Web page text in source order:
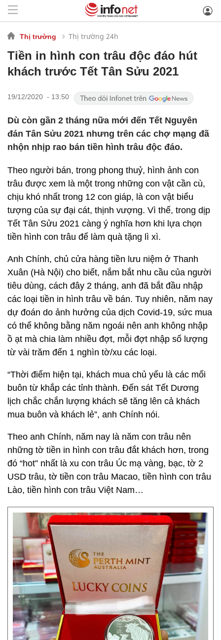
Thị trường Thị trường 24h
Tiền in hình con trâu độc đáo hút
khách trước Tết Tân Sửu 2021
19/12/2020 - 13:50
Dù còn gần 2 tháng nữa mới đến Tết Nguyên
đán Tân Sửu 2021 nhưng trên các chợ mạng đã
nhộn nhịp rao bán tiền hình trâu độc đáo.
Theo người bán, trong phong thuỷ, hình ảnh con
trâu được xem là một trong những con vật cần cù,
chịu khó nhất trong 12 con giáp, là con vật biểu
tượng của sự đại cát, thịnh vượng. Vì thế, trong dịp
Tết Tân Sửu 2021 càng ý nghĩa hơn khi lựa chọn
tiền hình con trâu để làm quà tặng lì xì.
Anh Chính, chủ cửa hàng tiền lưu niệm ở Thanh
Xuân (Hà Nội) cho biết, nắm bắt nhu cầu của người
tiêu dùng, cách đây 2 tháng, anh đã bắt đầu nhập
các loại tiền in hình trâu về bán. Tuy nhiên, năm nay
dự đoán do ảnh hưởng của dịch Covid-19, sức mua
có thể không bằng năm ngoái nên anh không nhập
ồ ạt mà chia làm nhiều đợt, mỗi đợt nhập số lượng
từ vài trăm đến 1 nghìn tờ/xu các loại.
“Thời điểm hiện tại, khách mua chủ yếu là các mối
buôn từ khắp các tỉnh thành. Đến sát Tết Dương
lịch chắc chắn lượng khách sẽ tăng lên cả khách
mua buôn và khách lẻ”, anh Chính nói.
Theo anh Chính, năm nay là năm con trâu nên
những tờ tiền in hình con trâu đắt khách hơn, trong
đó “hot” nhất là xu con trâu Úc mạ vàng, bạc, tờ 2
USD trâu, tờ tiền con trâu Macao, tiền hình con trâu
Lào, tiền hình con trâu Việt Nam…